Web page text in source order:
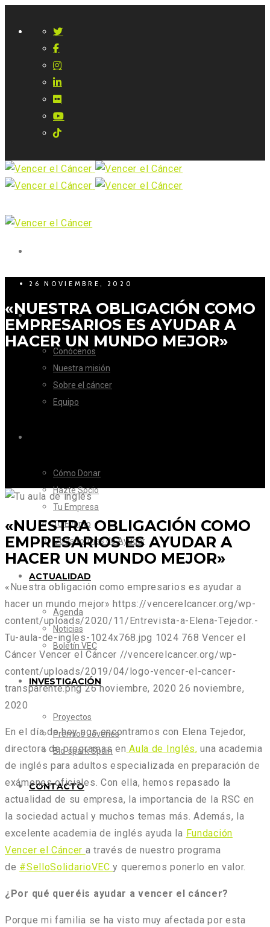
LA FUNDACIÓN
Conócenos
Nuestra misión
Sobre el cáncer
Equipo
Cómo Donar
Hazte Socio
Tu Empresa
Tu Evento
Otras formas de Ayudar
ACTUALIDAD
Agenda
Noticias
Boletín VEC
INVESTIGACIÓN
Proyectos
Premios Jóvenes
Bio-spark Spain
CONTACTO
26 NOVIEMBRE, 2020
«NUESTRA OBLIGACIÓN COMO
EMPRESARIOS ES AYUDAR A
HACER UN MUNDO MEJOR»
«NUESTRA OBLIGACIÓN COMO
EMPRESARIOS ES AYUDAR A
HACER UN MUNDO MEJOR»
«Nuestra obligación como empresarios es ayudar a
hacer un mundo mejor» https://vencerelcancer.org/wp-
content/uploads/2020/11/Entrevista-a-Elena-Tejedor.-
Tu-aula-de-ingles-1024x768.jpg 1024 768 Vencer el
Cáncer Vencer el Cáncer //vencerelcancer.org/wp-
content/uploads/2019/04/logo-vencer-el-cancer-
transparente.png 26 noviembre, 2020 26 noviembre,
2020
En el día de hoy nos encontramos con Elena Tejedor,
directora de programas en Aula de Inglés, una academia
de inglés para adultos especializada en preparación de
exámenes oficiales. Con ella, hemos repasado la
actualidad de su empresa, la importancia de la RSC en
la sociedad actual y muchos temas más. Además, la
excelente academia de inglés ayuda la Fundación
Vencer el Cáncer a través de nuestro programa
de #SelloSolidarioVECy queremos ponerlo en valor.
¿Por qué queréis ayudar a vencer el cáncer?
Porque mi familia se ha visto muy afectada por esta